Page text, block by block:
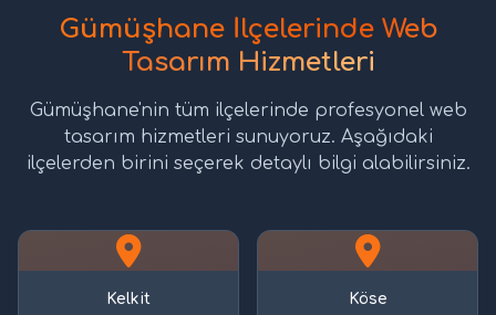
Gümüşhane İlçelerinde Web
Tasarım Hizmetleri
Gümüşhane'nin tüm ilçelerinde profesyonel web
tasarım hizmetleri sunuyoruz. Aşağıdaki
ilçelerden birini seçerek detaylı bilgi alabilirsiniz.
Kelkit Köse